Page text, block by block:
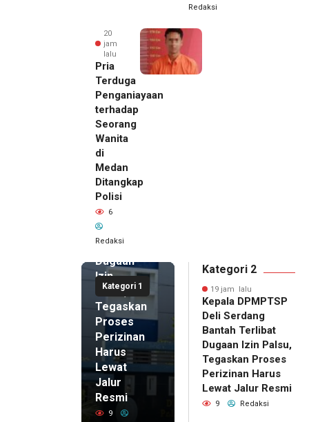
Redaksi
20
jam
lalu
Pria
Terduga
Penganiayaan
terhadap
Seorang
Wanita
di
Medan
Ditangkap
Polisi
6
Redaksi
Kategori 1
19 jam lalu
Kepala
DPMPTSP
Deli
Serdang
Bantah
Terlibat
Dugaan
Izin
Palsu,
Tegaskan
Proses
Perizinan
Harus
Lewat
Jalur
Resmi
9
Kategori 2
19 jam lalu
Kepala DPMPTSP
Deli Serdang
Bantah Terlibat
Dugaan Izin Palsu,
Tegaskan Proses
Perizinan Harus
Lewat Jalur Resmi
9 Redaksi